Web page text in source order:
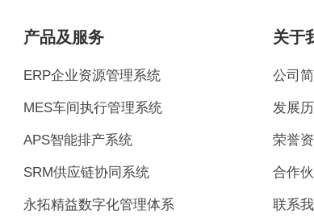
产品及服务
ERP企业资源管理系统
MES车间执行管理系统
APS智能排产系统
SRM供应链协同系统
永拓精益数字化管理体系
关于
公司
发展
荣誉
合作
联系